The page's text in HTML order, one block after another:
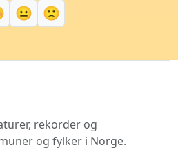
😐 🙁
rekorder og
og fylker i Norge.